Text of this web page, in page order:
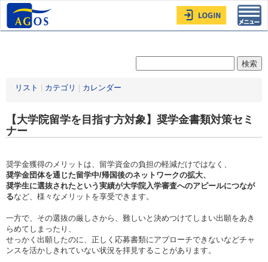
リスト カテゴリ カレンダー
【大学院留学を目指す方対象】奨学金書類対策セミ
ナー
奨学金獲得のメリットは、留学資金の負担の軽減だけではなく、
奨学金団体を通じた留学中/帰国後のネットワークの拡大、
奨学生に選抜されたという実績が大学院入学審査へのアピールにつなが
るなど、様々なメリットを享受できます。
一方で、その選抜の厳しさから、難しいと決めつけてしまい出願をあき
らめてしまったり、
せっかく出願したのに、正しく応募書類にアプローチできないなどチャ
ンスを活かしきれていない状況を拝見することがあります。